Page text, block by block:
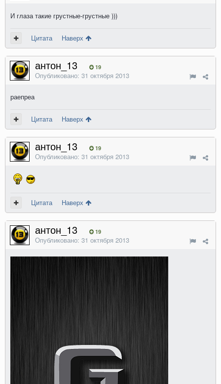
И глаза такие грустные-грустные )))
Цитата Наверх
антон_13 19
Опубликовано: 31 октября 2013
раепреа
Цитата Наверх
антон_13 19
Опубликовано: 31 октября 2013
Цитата Наверх
антон_13 19
Опубликовано: 31 октября 2013